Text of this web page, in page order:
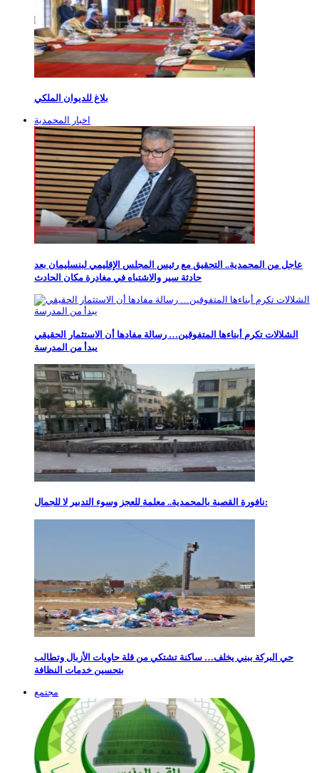
بلاغ للديوان الملكي
اخبار المحمدية
عاجل من المحمدية.. التحقيق مع رئيس المجلس الإقليمي لبنسليمان بعد
حادثة سير والاشتباه في مغادرة مكان الحادث
الشلالات تكرم أبناءها المتفوقين… رسالة مفادها أن الاستثمار الحقيقي
يبدأ من المدرسة
نافورة القصبة بالمحمدية.. معلمة للعجز وسوء التدبير لا للجمال:
حي البركة ببني يخلف… ساكنة تشتكي من قلة حاويات الأزبال وتطالب
بتحسين خدمات النظافة
مجتمع